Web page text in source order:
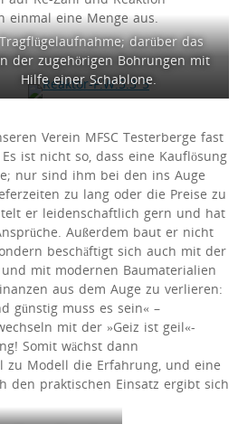
einmal eine Menge aus.
darüber das
der zugehörigen Bohrungen mit
Hilfe einer Schablone.
Verein MFSC Testerberge fast
ist nicht so, dass eine Kauflösung
nur sind ihm bei den ins Auge
zu lang oder die Preise zu
er leidenschaftlich gern und hat
Außerdem baut er nicht
beschäftigt sich auch mit der
mit modernen Baumaterialien
aus dem Auge zu verlieren:
günstig muss es sein« –
mit der »Geiz ist geil«-
Somit wächst dann
zu Modell die Erfahrung, und eine
den praktischen Einsatz ergibt sich